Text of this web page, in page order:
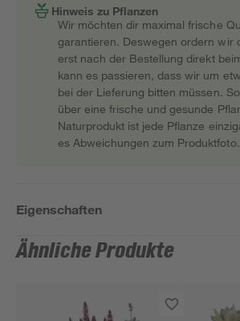
Hinweis zu Pflanzen
Wir möchten dir maximal frische
garantieren. Deswegen ordern wir
erst nach der Bestellung direkt
kann es passieren, dass wir um
bei der Lieferung bitten müssen.
über eine frische und gesunde
Naturprodukt ist jede Pflanze
es Abweichungen zum Produktfoto.
Eigenschaften
Ähnliche Produkte